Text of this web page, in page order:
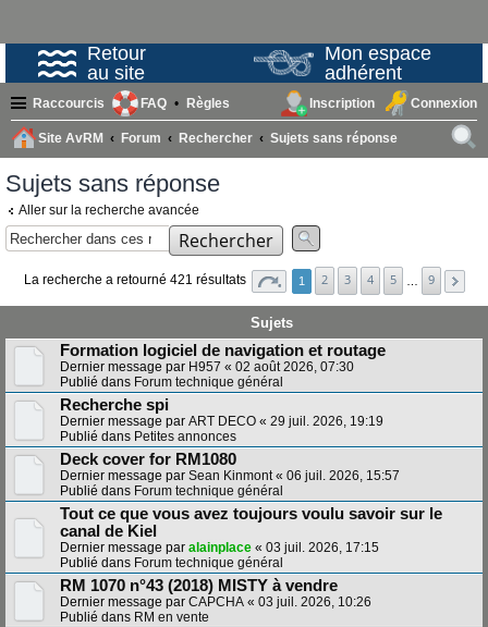
Retour
au site
Mon espace
adhérent
Raccourcis FAQ Règles Connexion
Inscription
Site AvRM Forum Rechercher
Sujets sans réponse
Sujets sans réponse
Aller sur la recherche avancée
Rechercher
La recherche a retourné 421 résultats 1 2 3 4 5 9
Sujets
Formation logiciel de navigation et routage
Dernier message par H957 « 02 août 2026, 07:30
Publié dans Forum technique général
Recherche spi
Dernier message par ART DECO « 29 juil. 2026, 19:19
Publié dans Petites annonces
Deck cover for RM1080
Dernier message par Sean Kinmont« 06 juil. 2026, 15:57
Publié dans Forum technique général
Tout ce que vous avez toujours voulu savoir sur le
canal de Kiel
Dernier message par alainplace « 03 juil. 2026, 17:15
Publié dans Forum technique général
RM 1070 n°43 (2018) MISTY à vendre
Dernier message par CAPCHA « 03 juil. 2026, 10:26
Publié dans RM en vente